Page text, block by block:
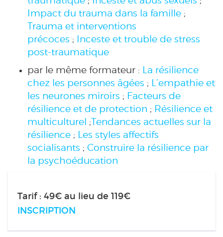
Impact du trauma dans la famille ;
Trauma et interventions
précoces ; Inceste et trouble de stress
post-traumatique
par le même formateur : La résilience
chez les personnes âgées ; L’empathie et
les neurones miroirs ; Facteurs de
résilience et de protection ; Résilience et
multiculturel ;Tendances actuelles sur la
résilience ; Les styles affectifs
socialisants ; Construire la résilience par
la psychoéducation
Tarif : 49€ au lieu de 119€
INSCRIPTION